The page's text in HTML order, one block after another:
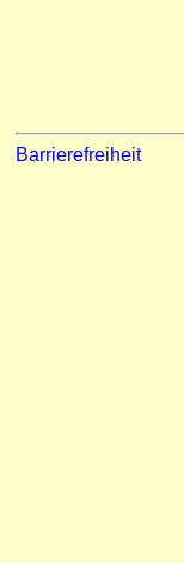
Barrierefreiheit